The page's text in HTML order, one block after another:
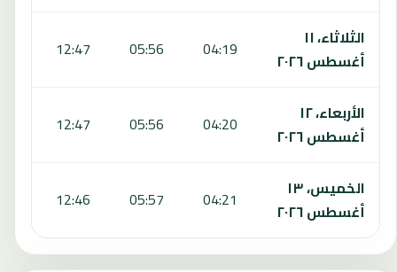
الثلاثاء، ١١
أغسطس ٢٠٢٦
04:19
05:56
12:47
الأربعاء، ١٢
أغسطس ٢٠٢٦
04:20
05:56
12:47
الخميس، ١٣
أغسطس ٢٠٢٦
04:21
05:57
12:46